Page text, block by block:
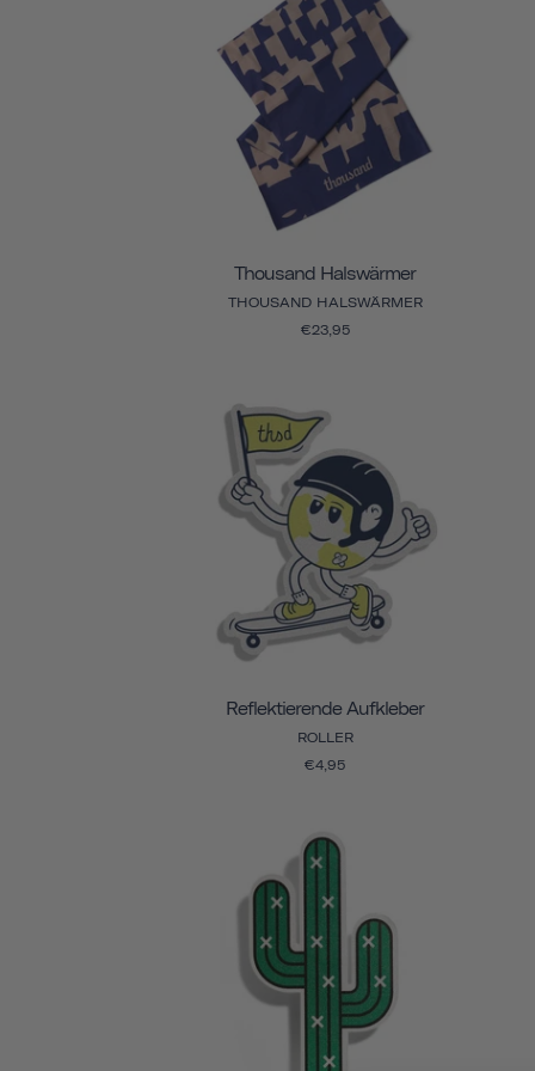
Thousand Halswärmer
THOUSAND HALSWÄRMER
€23,95
Reflektierende Aufkleber
ROLLER
€4,95